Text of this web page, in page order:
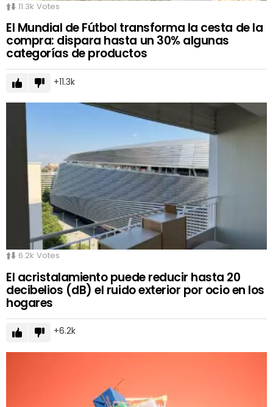
11.3k Votes
El Mundial de Fútbol transforma la cesta de la
compra: dispara hasta un 30% algunas
categorías de productos
11.3k
6.2k Votes
El acristalamiento puede reducir hasta 20
decibelios (dB) el ruido exterior por ocio en los
hogares
6.2k